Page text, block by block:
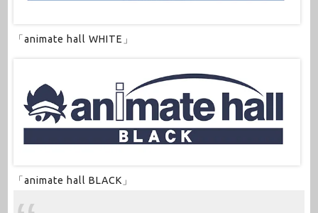
「animate hall WHITE」
「animate hall BLACK」